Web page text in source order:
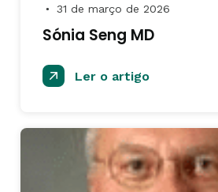
● 31 de março de 2026
Sónia Seng MD
Ler o artigo